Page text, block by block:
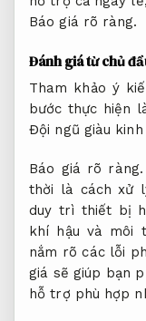
Báo giá rõ ràng.
Đánh giá từ chủ
Tham khảo ý
bước thực hiện
Đội ngũ giàu kinh
Báo giá rõ ràng.
thời là cách xử
duy trì thiết bị
khí hậu và môi
nắm rõ các lỗi
giá sẽ giúp bạn
hỗ trợ phù hợp